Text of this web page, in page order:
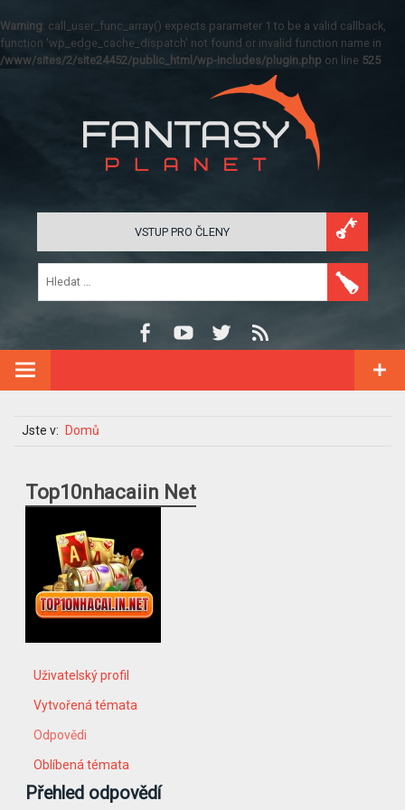
Warning: call_user_func_array() expects parameter 1 to be a valid callback,
function 'wp_edge_cache_dispatch' not found or invalid function name in
/www/sites/2/site24452/public_html/wp-includes/plugin.php on line 525
VSTUP PRO ČLENY
Jste v: Domů
Top10nhacaiin Net
Uživatelský profil
Vytvořená témata
Odpovědi
Oblíbená témata
Přehled odpovědí